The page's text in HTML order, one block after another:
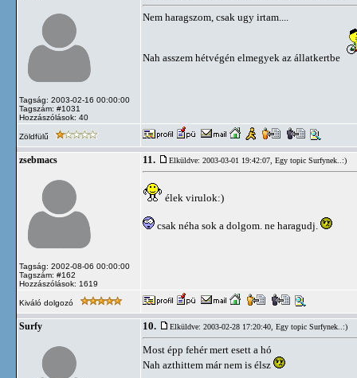
Tagság: 2003-02-16 00:00:00
Tagszám: #1031
Hozzászólások: 40
Nem haragszom, csak ugy irtam....
Nah asszem hétvégén elmegyek az állatkertbe
Zöldfülű
zsebmacs
Tagság: 2002-08-06 00:00:00
Tagszám: #162
Hozzászólások: 1619
11. Elküldve: 2003-03-01 19:42:07, Egy topic Surfynek..:)
élek virulok:)
csak néha sok a dolgom. ne haragudj.
Kiváló dolgozó
Surfy 10. Elküldve: 2003-02-28 17:20:40, Egy topic Surfynek..:)
Most épp fehér mert esett a hó
Nah azthittem már nem is élsz